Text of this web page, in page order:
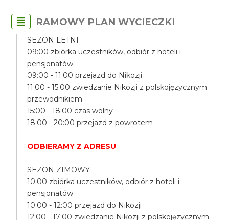
RAMOWY PLAN WYCIECZKI
SEZON LETNI
09:00 zbiórka uczestników, odbiór z hoteli i
pensjonatów
09:00 - 11:00 przejazd do Nikozji
11:00 - 15:00 zwiedzanie Nikozji z polskojęzycznym
przewodnikiem
15:00 - 18:00 czas wolny
18:00 - 20:00 przejazd z powrotem
ODBIERAMY Z ADRESU
SEZON ZIMOWY
10:00 zbiórka uczestników, odbiór z hoteli i
pensjonatów
10:00 - 12:00 przejazd do Nikozji
12:00 - 17:00 zwiedzanie Nikozji z polskojęzycznym